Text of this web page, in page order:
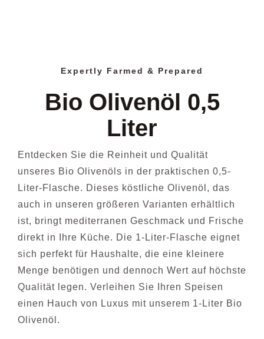
Expertly Farmed & Prepared
Bio Olivenöl 0,5
Liter
Entdecken Sie die Reinheit und Qualität
unseres Bio Olivenöls in der praktischen 0,5-
Liter-Flasche. Dieses köstliche Olivenöl, das
auch in unseren größeren Varianten erhältlich
ist, bringt mediterranen Geschmack und Frische
direkt in Ihre Küche. Die 1-Liter-Flasche eignet
sich perfekt für Haushalte, die eine kleinere
Menge benötigen und dennoch Wert auf höchste
Qualität legen. Verleihen Sie Ihren Speisen
einen Hauch von Luxus mit unserem 1-Liter Bio
Olivenöl.